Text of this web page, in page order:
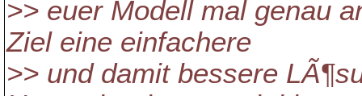
>> euer Modell mal genau
Ziel eine einfachere
>> und damit bessere